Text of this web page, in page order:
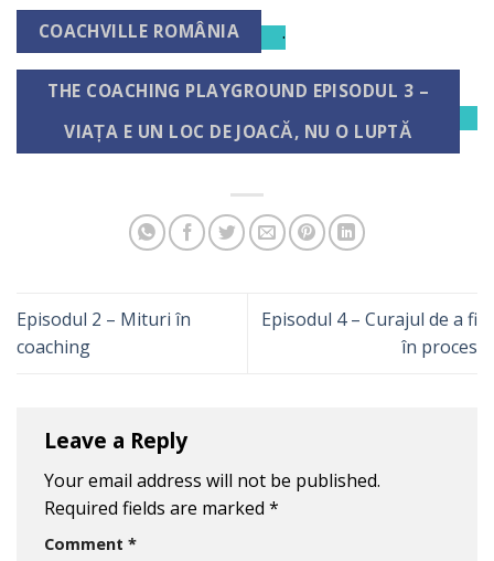
COACHVILLE ROMÂNIA ·
THE COACHING PLAYGROUND EPISODUL 3 –
VIAȚA E UN LOC DE JOACĂ, NU O LUPTĂ
Episodul 2 – Mituri în
coaching
Episodul 4 – Curajul de a fi
în proces
Leave a Reply
Your email address will not be published.
Required fields are marked *
Comment *